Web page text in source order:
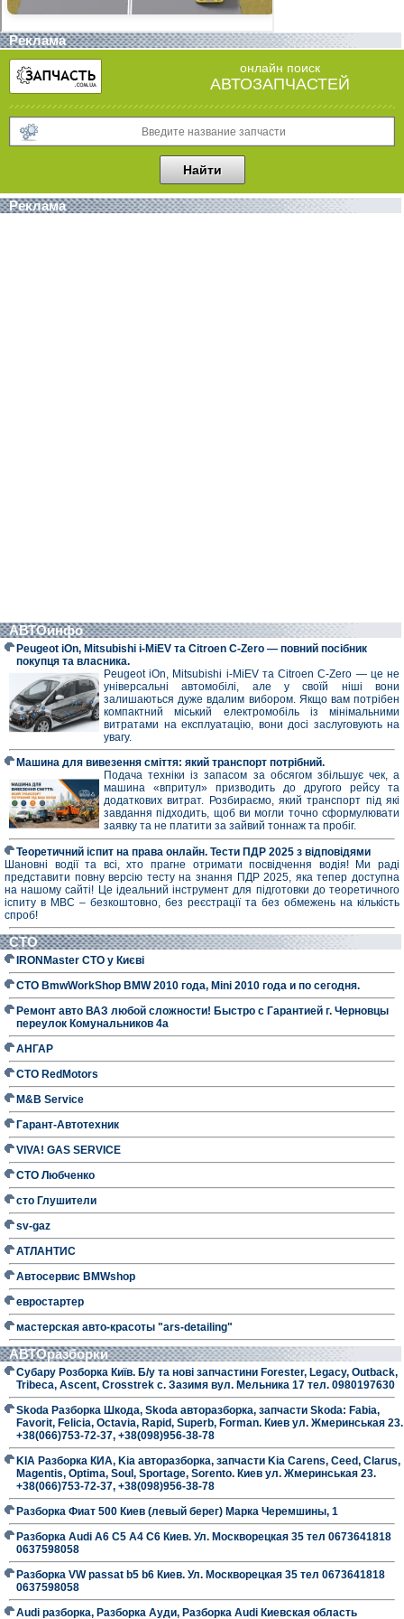
Реклама
онлайн поиск
АВТОЗАПЧАСТЕЙ
Реклама
АВТОинфо
Peugeot iOn, Mitsubishi i-MiEV та Citroen C-Zero — повний посібник
покупця та власника.
Peugeot iOn, Mitsubishi i-MiEV та Citroen C-Zero — це не
універсальні автомобілі, але у своїй ніші вони
залишаються дуже вдалим вибором. Якщо вам потрібен
компактний міський електромобіль із мінімальними
витратами на експлуатацію, вони досі заслуговують на
увагу.
Машина для вивезення сміття: який транспорт потрібний.
Подача техніки із запасом за обсягом збільшує чек, а
машина «впритул» призводить до другого рейсу та
додаткових витрат. Розбираємо, який транспорт під які
завдання підходить, щоб ви могли точно сформулювати
заявку та не платити за зайвий тоннаж та пробіг.
Теоретичний іспит на права онлайн. Тести ПДР 2025 з відповідями
Шановні водії та всі, хто прагне отримати посвідчення водія! Ми раді
представити повну версію тесту на знання ПДР 2025, яка тепер доступна
на нашому сайті! Це ідеальний інструмент для підготовки до теоретичного
іспиту в МВС – безкоштовно, без реєстрації та без обмежень на кількість
спроб!
СТО
IRONMaster СТО у Києві
СТО BmwWorkShop BMW 2010 года, Mini 2010 года и по сегодня.
Ремонт авто ВАЗ любой сложности! Быстро с Гарантией г. Черновцы
переулок Комунальников 4а
АНГАР
СТО RedMotors
M&B Service
Гарант-Автотехник
VIVA! GAS SERVICE
СТО Любченко
сто Глушители
sv-gaz
АТЛАНТИС
Автосервис BMWshop
евростартер
мастерская авто-красоты "ars-detailing"
АВТОразборки
Субару Розборка Київ. Б/у та нові запчастини Forester, Legacy, Outback,
Tribeca, Ascent, Crosstrek с. Зазимя вул. Мельника 17 тел. 0980197630
Skoda Разборка Шкода, Skoda авторазборка, запчасти Skoda: Fabia,
Favorit, Felicia, Octavia, Rapid, Superb, Forman. Киев ул. Жмеринськая 23.
+38(066)753-72-37, +38(098)956-38-78
KIA Разборка КИА, Kia авторазборка, запчасти Kia Carens, Ceed, Clarus,
Magentis, Optima, Soul, Sportage, Sorento. Киев ул. Жмеринськая 23.
+38(066)753-72-37, +38(098)956-38-78
Разборка Фиат 500 Киев (левый берег) Марка Черемшины, 1
Разборка Audi A6 C5 A4 C6 Киев. Ул. Москворецкая 35 тел 0673641818
0637598058
Разборка VW passat b5 b6 Киев. Ул. Москворецкая 35 тел 0673641818
0637598058
Audi разборка, Разборка Ауди, Разборка Audi Киевская область